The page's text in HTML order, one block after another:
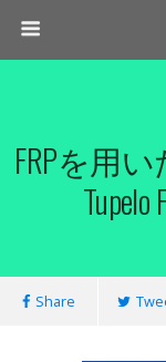
FRPを用
Tupelo
Share